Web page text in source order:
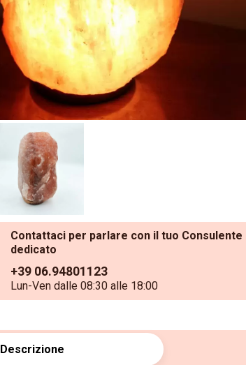
Contattaci per parlare con il tuo Consulente
dedicato
+39 06.94801123
Lun-Ven dalle 08:30 alle 18:00
Descrizione